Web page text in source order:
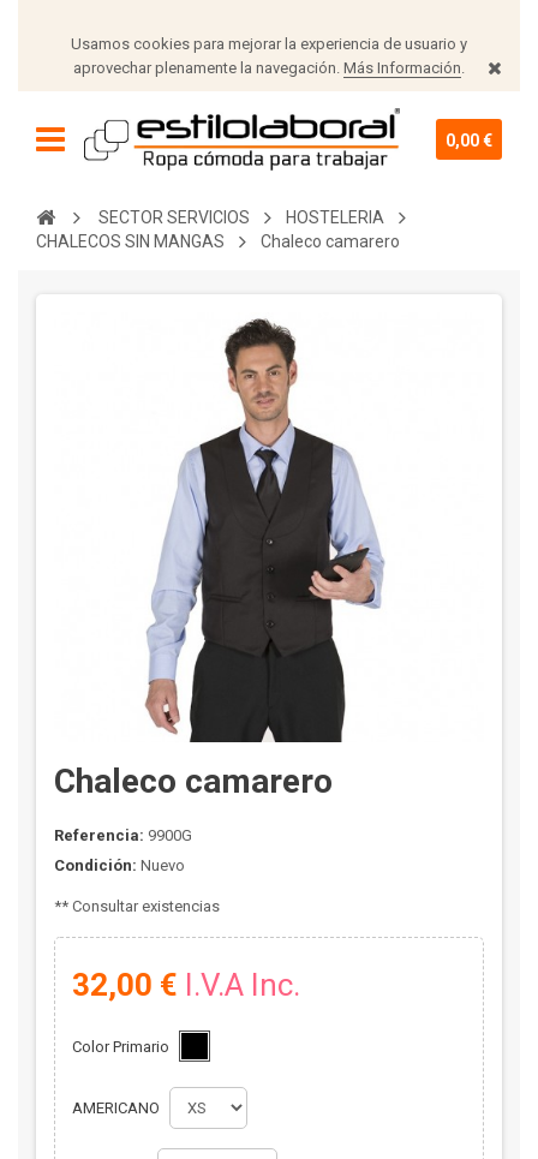
Usamos cookies para mejorar la experiencia de usuario y
aprovechar plenamente la navegación. Más Información.
0,00 €
SECTOR SERVICIOS
HOSTELERIA
CHALECOS SIN MANGAS
Chaleco camarero
Chaleco camarero
Referencia: 9900G
Condición: Nuevo
** Consultar existencias
32,00 € I.V.A Inc.
Color Primario
AMERICANO